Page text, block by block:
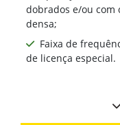
dobrados e/ou com
densa;
Faixa de
de licença especial.